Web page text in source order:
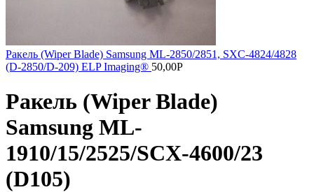
Ракель (Wiper Blade) Samsung ML-2850/2851, SXC-4824/4828
(D-2850/D-209) ELP Imaging® 50,00Р
Ракель (Wiper Blade)
Samsung ML-
1910/15/2525/SCX-4600/23
(D105)